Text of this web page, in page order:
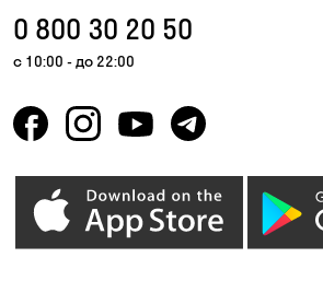
Горишние Плавни
Елизаветовка
0 800 30 20 50
с 10:00 - до 22:00